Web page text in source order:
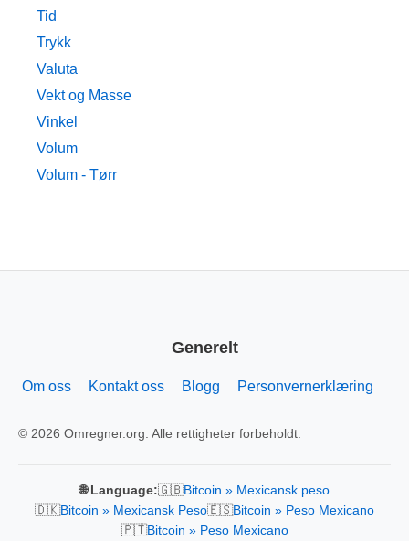
Tid
Trykk
Valuta
Vekt og Masse
Vinkel
Volum
Volum - Tørr
Generelt
Om oss Kontakt oss Blogg Personvernerklæring
© 2026 Omregner.org. Alle rettigheter forbeholdt.
🌐 Language:🇬🇧Bitcoin » Mexicansk peso
🇩🇰Bitcoin » Mexicansk Peso🇪🇸Bitcoin » Peso Mexicano
🇵🇹Bitcoin » Peso Mexicano